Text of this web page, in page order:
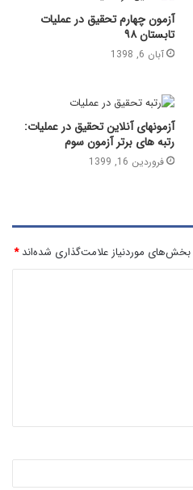
آزمون چهارم تحقیق در عملیات
تابستان ۹۸
آبان 6, 1398
آزمونهای آنلاین تحقیق در عملیات:
رتبه های برتر آزمون سوم
فروردین 16, 1399
بخش‌های موردنیاز علامت‌گذاری شده‌اند*